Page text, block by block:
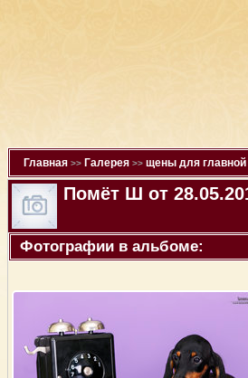
Главная >> Галерея >> щены для
Помёт Ш от
Фотографии в альбоме: